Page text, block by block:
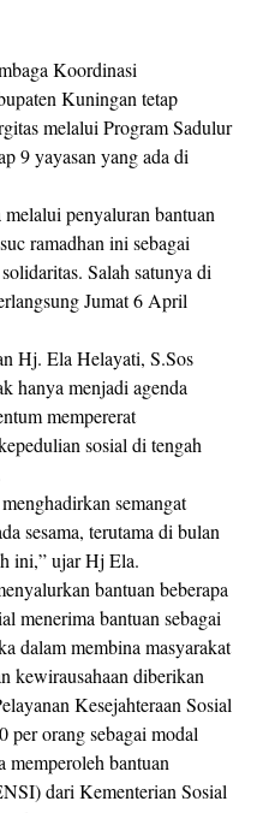
Koordinasi
Kuningan tetap
melalui Program Sadulur
9 yayasan yang ada di
penyaluran bantuan
ramadhan ini sebagai
Salah satunya di
Jumat 6 April
Hj. Ela Helayati, S.Sos
hanya menjadi agenda
mempererat
sosial di tengah
semangat
sesama, terutama di bulan
ini,” ujar Hj Ela.
bantuan beberapa
menerima bantuan sebagai
dalam membina masyarakat
kewirausahaan diberikan
Kesejahteraan Sosial
orang sebagai modal
memperoleh bantuan
dari Kementerian Sosial